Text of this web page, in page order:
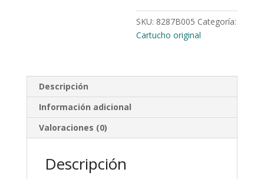
SKU: 8287B005 Categoría:
Cartucho original
Descripción
Información adicional
Valoraciones (0)
Descripción